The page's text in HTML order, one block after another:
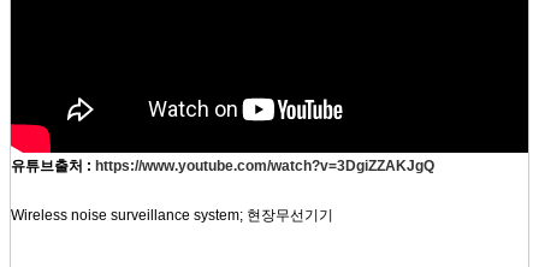
유튜브출처 : https://www.youtube.com/watch?v=3DgiZZAKJgQ
Wireless noise surveillance system; 현장무선기기